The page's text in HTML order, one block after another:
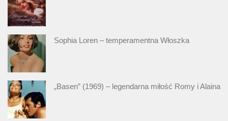
Sophia Loren – temperamentna Włoszka
„Basen” (1969) – legendarna miłość Romy i Alaina